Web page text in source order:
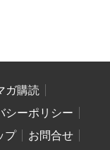
ガ購読
シーポリシー
プ
お問合せ